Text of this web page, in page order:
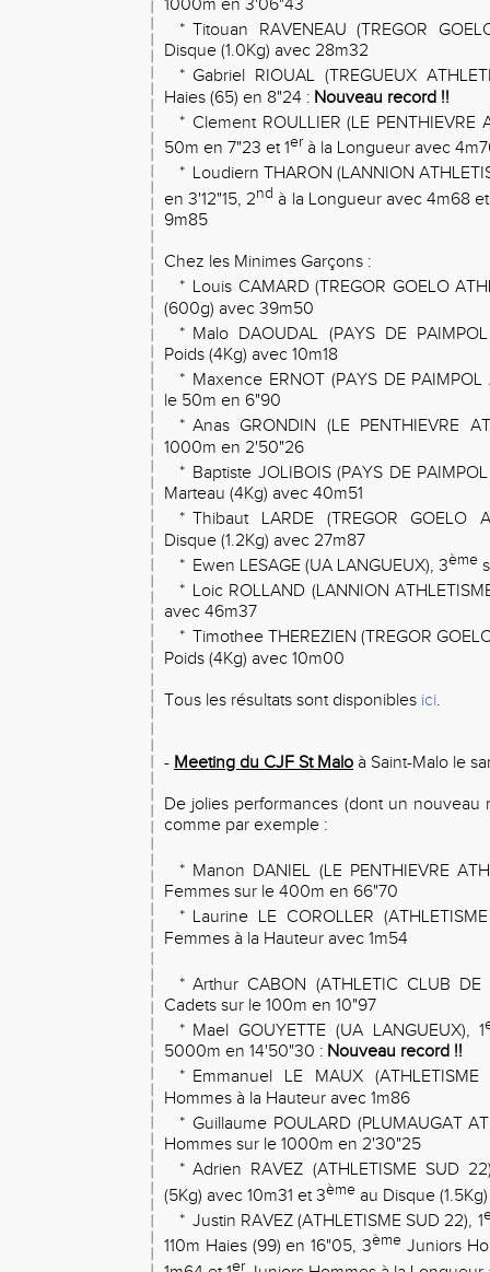
1000m en 3'06"43
* Titouan RAVENEAU (TREGOR
Disque (1.0Kg) avec 28m32
* Gabriel RIOUAL (TREGUEUX
Haies (65) en 8"24 : Nouveau record !!
* Clement ROULLIER (LE PENTHIEVRE
50m en 7"23 et 1er à la Longueur avec
* Loudiern THARON (LANNION
en 3'12"15, 2nd à la Longueur avec 4m68
9m85
Chez les Minimes Garçons :
* Louis CAMARD (TREGOR GOELO
(600g) avec 39m50
* Malo DAOUDAL (PAYS DE
Poids (4Kg) avec 10m18
* Maxence ERNOT (PAYS DE PAIMPOL
le 50m en 6"90
* Anas GRONDIN (LE PENTHIEVRE
1000m en 2'50"26
* Baptiste JOLIBOIS (PAYS DE
Marteau (4Kg) avec 40m51
* Thibaut LARDE (TREGOR GOELO
Disque (1.2Kg) avec 27m87
* Ewen LESAGE (UA LANGUEUX), 3ème
* Loic ROLLAND (LANNION
avec 46m37
* Timothee THEREZIEN (TREGOR
Poids (4Kg) avec 10m00
Tous les résultats sont disponibles ici.
- Meeting du CJF St Malo à Saint-Malo le
De jolies performances (dont un nouveau
comme par exemple :
* Manon DANIEL (LE PENTHIEVRE
Femmes sur le 400m en 66"70
* Laurine LE COROLLER
Femmes à la Hauteur avec 1m54
* Arthur CABON (ATHLETIC CLUB
Cadets sur le 100m en 10"97
* Mael GOUYETTE (UA LANGUEUX), 1
5000m en 14'50"30 : Nouveau record !!
* Emmanuel LE MAUX
Hommes à la Hauteur avec 1m86
* Guillaume POULARD (PLUMAUGAT
Hommes sur le 1000m en 2'30"25
* Adrien RAVEZ (ATHLETISME SUD
(5Kg) avec 10m31 et 3ème au Disque
* Justin RAVEZ (ATHLETISME SUD 22), 1
110m Haies (99) en 16"05, 3ème Juniors
er